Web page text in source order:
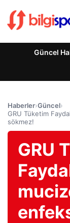
Güncel
Haberler›Güncel›
GRU Tüketim
sökmez!
GRU